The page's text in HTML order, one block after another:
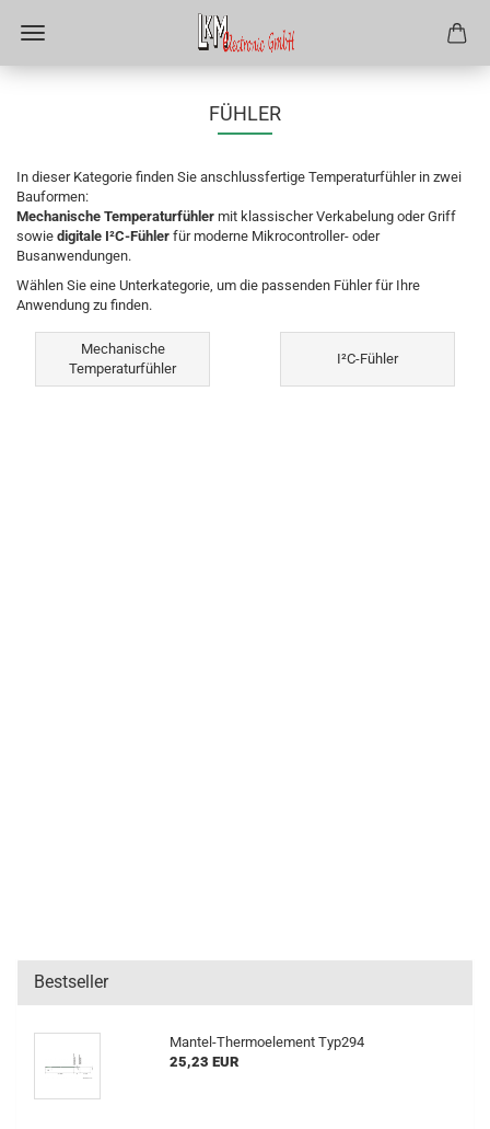
FÜHLER
In dieser Kategorie finden Sie anschlussfertige Temperaturfühler in zwei
Bauformen:
Mechanische Temperaturfühler mit klassischer Verkabelung oder Griff
sowie digitale I²C-Fühler für moderne Mikrocontroller- oder
Busanwendungen.
Wählen Sie eine Unterkategorie, um die passenden Fühler für Ihre
Anwendung zu finden.
Mechanische
Temperaturfühler
I²C-Fühler
Bestseller
Mantel-Thermoelement Typ294
25,23 EUR